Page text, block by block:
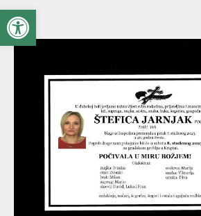
Open toolbar